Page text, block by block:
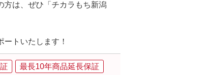
方は、ぜひ「チカラもち新潟
トいたします！
最長10年商品延長保証